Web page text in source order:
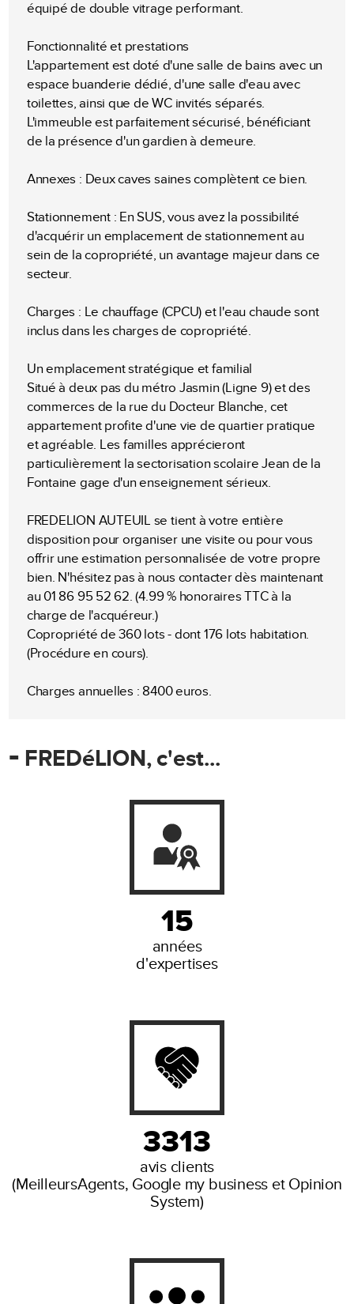
équipé de double vitrage performant.
Fonctionnalité et prestations
L'appartement est doté d'une salle de bains avec un
espace buanderie dédié, d'une salle d'eau avec
toilettes, ainsi que de WC invités séparés.
L'immeuble est parfaitement sécurisé, bénéficiant
de la présence d'un gardien à demeure.
Annexes : Deux caves saines complètent ce bien.
Stationnement : En SUS, vous avez la possibilité
d'acquérir un emplacement de stationnement au
sein de la copropriété, un avantage majeur dans ce
secteur.
Charges : Le chauffage (CPCU) et l'eau chaude sont
inclus dans les charges de copropriété.
Un emplacement stratégique et familial
Situé à deux pas du métro Jasmin (Ligne 9) et des
commerces de la rue du Docteur Blanche, cet
appartement profite d'une vie de quartier pratique
et agréable. Les familles apprécieront
particulièrement la sectorisation scolaire Jean de la
Fontaine gage d'un enseignement sérieux.
FREDELION AUTEUIL se tient à votre entière
disposition pour organiser une visite ou pour vous
offrir une estimation personnalisée de votre propre
bien. N'hésitez pas à nous contacter dès maintenant
au 01 86 95 52 62. (4.99 % honoraires TTC à la
charge de l'acquéreur.)
Copropriété de 360 lots - dont 176 lots habitation.
(Procédure en cours).
Charges annuelles : 8400 euros.
- FREDéLION, c'est...
15
années
d'expertises
3313
avis clients
(MeilleursAgents, Google my business et Opinion
System)